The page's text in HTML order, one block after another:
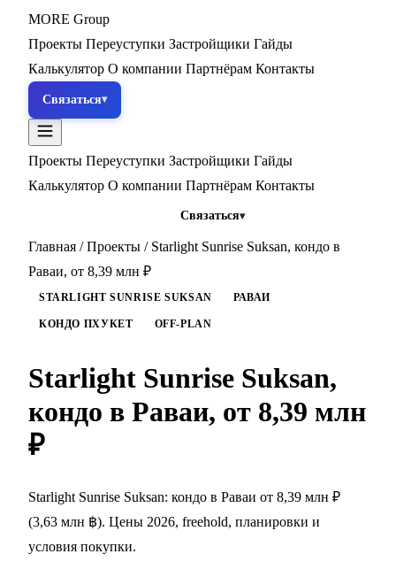
MORE Group
Проекты Переуступки Застройщики Гайды
Калькулятор О компании Партнёрам Контакты
Связаться
Проекты Переуступки Застройщики Гайды
Калькулятор О компании Партнёрам Контакты
Связаться
Главная / Проекты / Starlight Sunrise Suksan, кондо в
Раваи, от 8,39 млн ₽
STARLIGHT SUNRISE SUKSAN РАВАИ
КОНДО ПХУКЕТ OFF-PLAN
Starlight Sunrise Suksan,
кондо в Раваи, от 8,39 млн
₽
Starlight Sunrise Suksan: кондо в Раваи от 8,39 млн ₽
(3,63 млн ฿). Цены 2026, freehold, планировки и
условия покупки.